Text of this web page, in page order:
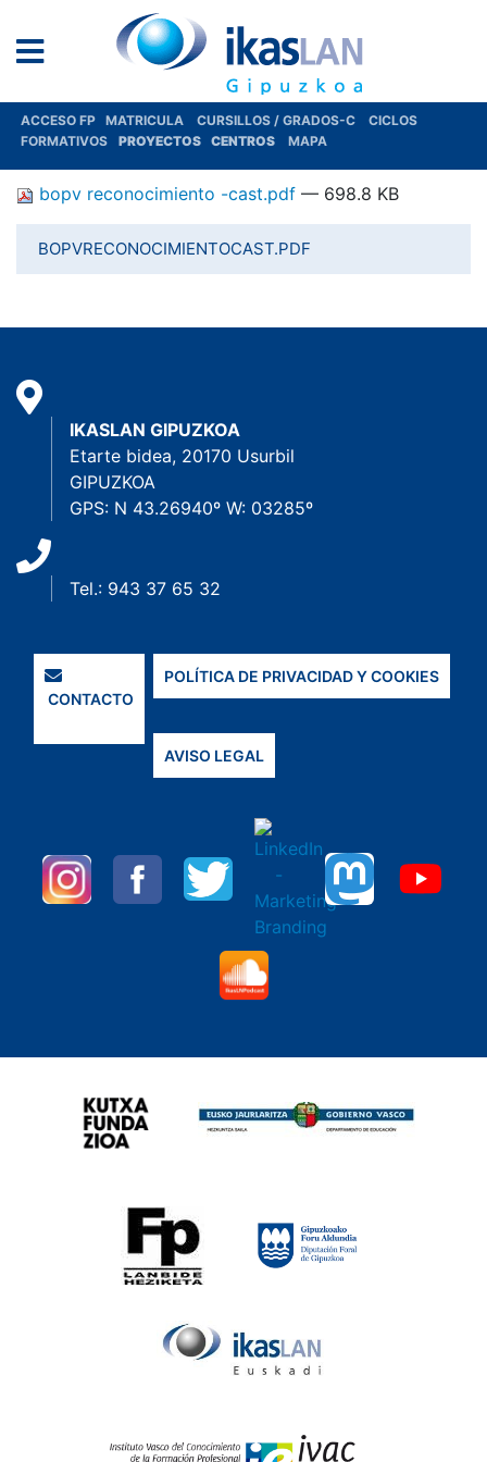
ACCESO FP MATRICULA CURSILLOS / GRADOS-C
CICLOS
FORMATIVOS
PROYECTOS CENTROS MAPA
bopv reconocimiento -cast.pdf — 698.8 KB
BOPVRECONOCIMIENTOCAST.PDF
IKASLAN GIPUZKOA
Etarte bidea, 20170 Usurbil
GIPUZKOA
GPS: N 43.26940º W: 03285º
Tel.: 943 37 65 32
CONTACTO
POLÍTICA DE PRIVACIDAD Y COOKIES
AVISO LEGAL